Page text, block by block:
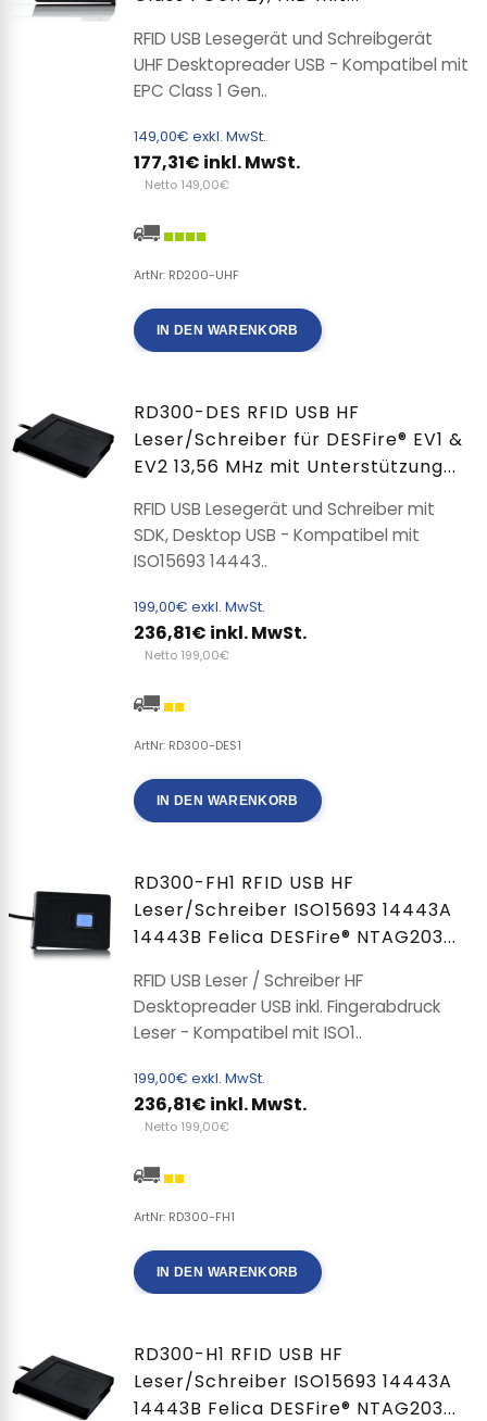
RFID USB Lesegerät und Schreibgerät
UHF Desktopreader USB - Kompatibel mit
EPC Class 1 Gen..
149,00€ exkl. MwSt.
177,31€ inkl. MwSt.
Netto 149,00€
ArtNr: RD200-UHF
IN DEN WARENKORB
RD300-DES RFID USB HF
Leser/Schreiber für DESFire® EV1 &
EV2 13,56 MHz mit Unterstützung...
RFID USB Lesegerät und Schreiber mit
SDK, Desktop USB - Kompatibel mit
ISO15693 14443..
199,00€ exkl. MwSt.
236,81€ inkl. MwSt.
Netto 199,00€
ArtNr: RD300-DES1
IN DEN WARENKORB
RD300-FH1 RFID USB HF
Leser/Schreiber ISO15693 14443A
14443B Felica DESFire® NTAG203...
RFID USB Leser / Schreiber HF
Desktopreader USB inkl. Fingerabdruck
Leser - Kompatibel mit ISO1..
199,00€ exkl. MwSt.
236,81€ inkl. MwSt.
Netto 199,00€
ArtNr: RD300-FH1
IN DEN WARENKORB
RD300-H1 RFID USB HF
Leser/Schreiber ISO15693 14443A
14443B Felica DESFire® NTAG203...